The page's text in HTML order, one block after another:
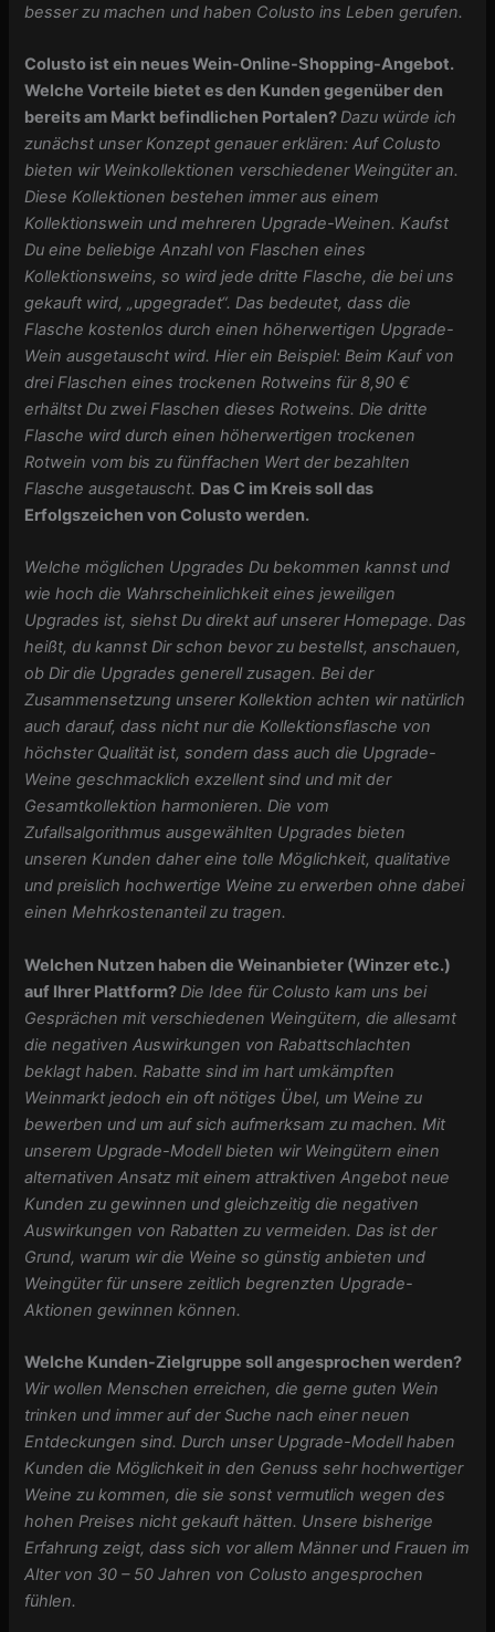
besser zu machen und haben Colusto ins Leben gerufen.
Colusto ist ein neues Wein-Online-Shopping-Angebot.
Welche Vorteile bietet es den Kunden gegenüber den
bereits am Markt befindlichen Portalen?Dazu würde ich
zunächst unser Konzept genauer erklären: Auf Colusto
bieten wir Weinkollektionen verschiedener Weingüter an.
Diese Kollektionen bestehen immer aus einem
Kollektionswein und mehreren Upgrade-Weinen. Kaufst
Du eine beliebige Anzahl von Flaschen eines
Kollektionsweins, so wird jede dritte Flasche, die bei uns
gekauft wird, „upgegradet“. Das bedeutet, dass die
Flasche kostenlos durch einen höherwertigen Upgrade-
Wein ausgetauscht wird. Hier ein Beispiel: Beim Kauf von
drei Flaschen eines trockenen Rotweins für 8,90 €
erhältst Du zwei Flaschen dieses Rotweins. Die dritte
Flasche wird durch einen höherwertigen trockenen
Rotwein vom bis zu fünffachen Wert der bezahlten
Flasche ausgetauscht. Das C im Kreis soll das
Erfolgszeichen von Colusto werden.
Welche möglichen Upgrades Du bekommen kannst und
wie hoch die Wahrscheinlichkeit eines jeweiligen
Upgrades ist, siehst Du direkt auf unserer Homepage. Das
heißt, du kannst Dir schon bevor zu bestellst, anschauen,
ob Dir die Upgrades generell zusagen. Bei der
Zusammensetzung unserer Kollektion achten wir natürlich
auch darauf, dass nicht nur die Kollektionsflasche von
höchster Qualität ist, sondern dass auch die Upgrade-
Weine geschmacklich exzellent sind und mit der
Gesamtkollektion harmonieren. Die vom
Zufallsalgorithmus ausgewählten Upgrades bieten
unseren Kunden daher eine tolle Möglichkeit, qualitative
und preislich hochwertige Weine zu erwerben ohne dabei
einen Mehrkostenanteil zu tragen.
Welchen Nutzen haben die Weinanbieter (Winzer etc.)
auf Ihrer Plattform?Die Idee für Colusto kam uns bei
Gesprächen mit verschiedenen Weingütern, die allesamt
die negativen Auswirkungen von Rabattschlachten
beklagt haben. Rabatte sind im hart umkämpften
Weinmarkt jedoch ein oft nötiges Übel, um Weine zu
bewerben und um auf sich aufmerksam zu machen. Mit
unserem Upgrade-Modell bieten wir Weingütern einen
alternativen Ansatz mit einem attraktiven Angebot neue
Kunden zu gewinnen und gleichzeitig die negativen
Auswirkungen von Rabatten zu vermeiden. Das ist der
Grund, warum wir die Weine so günstig anbieten und
Weingüter für unsere zeitlich begrenzten Upgrade-
Aktionen gewinnen können.
‎Welche Kunden-Zielgruppe soll angesprochen werden?
Wir wollen Menschen erreichen, die gerne guten Wein
trinken und immer auf der Suche nach einer neuen
Entdeckungen sind. Durch unser Upgrade-Modell haben
Kunden die Möglichkeit in den Genuss sehr hochwertiger
Weine zu kommen, die sie sonst vermutlich wegen des
hohen Preises nicht gekauft hätten. Unsere bisherige
Erfahrung zeigt, dass sich vor allem Männer und Frauen im
Alter von 30 – 50 Jahren von Colusto angesprochen
fühlen.